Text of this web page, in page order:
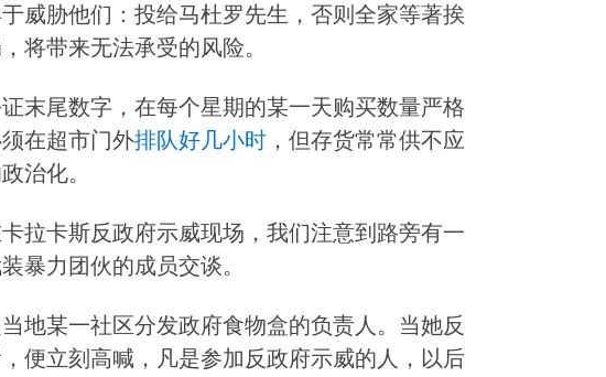
威胁他们：投给马杜罗先生，否则全家等著挨
将带来无法承受的风险。
末尾数字，在每个星期的某一天购买数量严格
在超市门外排队好几小时 ，但存货常常供不应
治化。
拉卡斯反政府示威现场，我们注意到路旁有一
暴力团伙的成员交谈。
地某一社区分发政府食物盒的负责人。当她反
便立刻高喊，凡是参加反政府示威的人，以后